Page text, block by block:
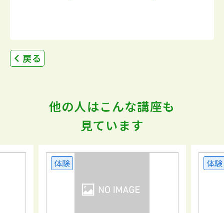
戻る
他の人はこんな講座も
見ています
体験 体験